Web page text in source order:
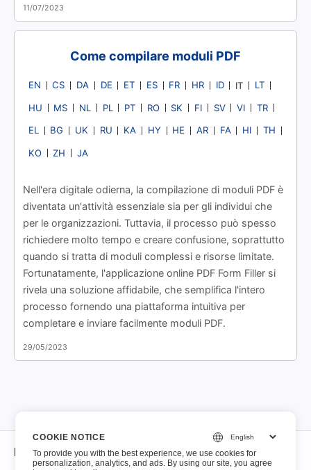
11/07/2023
Come compilare moduli PDF
EN CS DA DE ET ES FR HR ID IT LT
HU MS NL PL PT RO SK FI SV VI TR
EL BG UK RU KA HY HE AR FA HI TH
KO ZH JA
Nell'era digitale odierna, la compilazione di moduli PDF è
diventata un'attività essenziale sia per gli individui che
per le organizzazioni. Tuttavia, il processo può spesso
richiedere molto tempo e creare confusione, soprattutto
quando si tratta di moduli complessi e risorse limitate.
Fortunatamente, l'applicazione online PDF Form Filler si
rivela una soluzione affidabile, che semplifica l'intero
processo fornendo una piattaforma intuitiva per
completare e inviare facilmente moduli PDF.
29/05/2023
COOKIE NOTICE
To provide you with the best experience, we use cookies for
personalization, analytics, and ads. By using our site, you agree